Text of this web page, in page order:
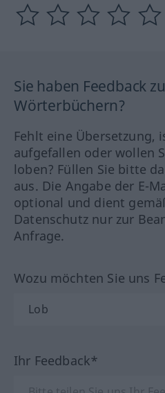
Sie haben Feedback
Wörterbüchern?
Fehlt eine Übersetzung,
aufgefallen oder wollen
loben? Füllen Sie bitte
aus. Die Angabe der E-
optional und dient
Datenschutz nur zur
Anfrage.
Wozu möchten Sie uns
Ihr Feedback*